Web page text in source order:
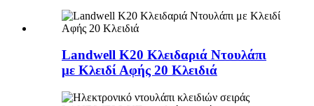
Landwell K20 Κλειδαριά Ντουλάπι
με Κλειδί Αφής 20 Κλειδιά